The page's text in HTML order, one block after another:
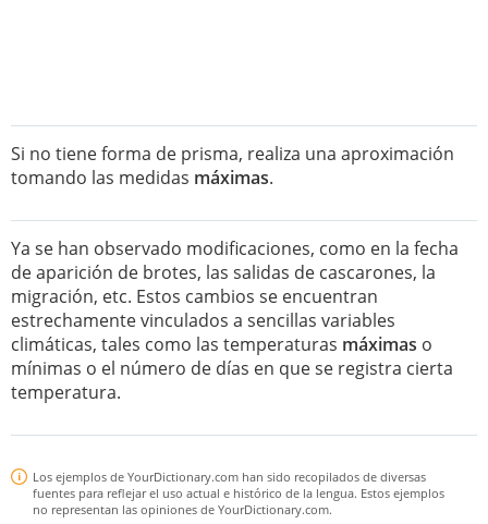
Si no tiene forma de prisma, realiza una aproximación
tomando las medidas máximas.
Ya se han observado modificaciones, como en la fecha
de aparición de brotes, las salidas de cascarones, la
migración, etc. Estos cambios se encuentran
estrechamente vinculados a sencillas variables
climáticas, tales como las temperaturas máximas o
mínimas o el número de días en que se registra cierta
temperatura.
Los ejemplos de YourDictionary.com han sido recopilados de diversas
fuentes para reflejar el uso actual e histórico de la lengua. Estos ejemplos
no representan las opiniones de YourDictionary.com.